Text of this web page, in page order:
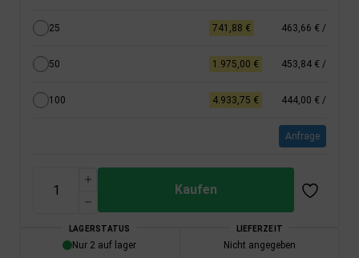
25 741,88 € 463,66 € /
50 1.975,00 € 453,84 € /
100 4.933,75 € 444,00 € /
Anfrage
Kaufen
LAGERSTATUS
Nur 2 auf lager
LIEFERZEIT
Nicht angegeben